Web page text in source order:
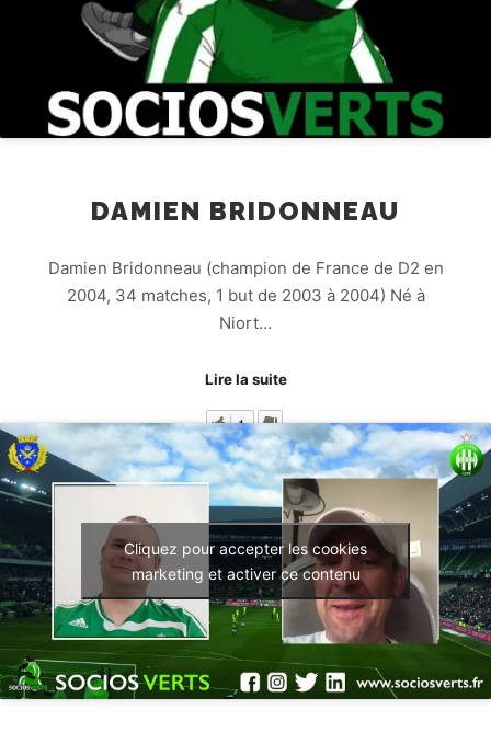
DAMIEN BRIDONNEAU
Damien Bridonneau (champion de France de D2 en
2004, 34 matches, 1 but de 2003 à 2004) Né à
Niort…
Lire la suite
1
Cliquez pour accepter les cookies
marketing et activer ce contenu